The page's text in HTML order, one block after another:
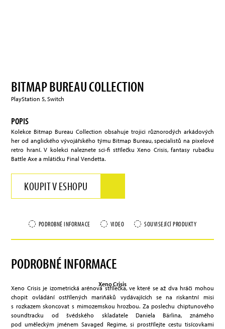
BITMAP BUREAU COLLECTION
PlayStation 5, Switch
POPIS
Kolekce Bitmap Bureau Collection obsahuje trojici různorodých arkádových
her od anglického vývojářského týmu Bitmap Bureau, specialistů na pixelové
retro hraní. V kolekci naleznete sci-fi střílečku Xeno Crisis, fantasy rubačku
Battle Axe a mlátičku Final Vendetta.
KOUPIT V ESHOPU
PODROBNÉ INFORMACE VIDEO SOUVISEJÍCÍ PRODUKTY
PODROBNÉ INFORMACE
Xeno Crisis
Xeno Crisis je izometrická arénová střílečka, ve které se až dva hráči mohou
chopit ovládání ostřílených mariňáků vydávajících se na riskantní misi
s rozkazem skoncovat s mimozemskou hrozbou. Za poslechu chiptunového
soundtracku od švédského skladatele Daniela Bärlina, známého
pod uměleckým jménem Savaged Regime, si prostřílejte cestu tisícovkami